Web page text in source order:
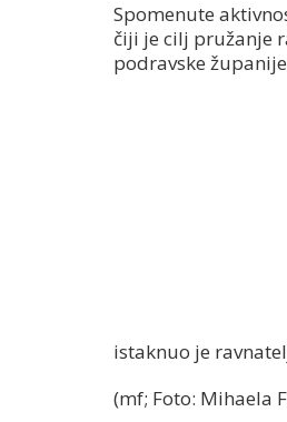
Spomenute
čiji je cilj pružanje
podravske
istaknuo je
(mf; Foto: Mihaela